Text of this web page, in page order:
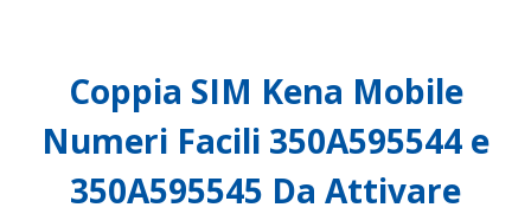
Coppia SIM Kena Mobile
Numeri Facili 350A595544 e
350A595545 Da Attivare